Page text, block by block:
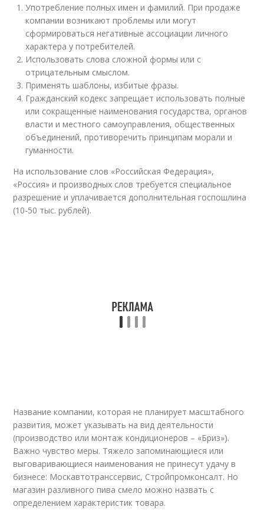
Употребление полных имен и фамилий. При продаже
компании возникают проблемы или могут
сформироваться негативные ассоциации личного
характера у потребителей.
Использовать слова сложной формы или с
отрицательным смыслом.
Применять шаблоны, избитые фразы.
Гражданский кодекс запрещает использовать полные
или сокращенные наименования государства, органов
власти и местного самоуправления, общественных
объединений, противоречить принципам морали и
гуманности.
На использование слов «Российская Федерация»,
«Россия» и производных слов требуется специальное
разрешение и уплачивается дополнительная госпошлина
(10-50 тыс. рублей).
Название компании, которая не планирует масштабного
развития, может указывать на вид деятельности
(производство или монтаж кондиционеров – «Бриз»).
Важно чувство меры. Тяжело запоминающиеся или
выговаривающиеся наименования не принесут удачу в
бизнесе: Москавтотранссервис, Стройпромконсалт. Но
магазин разливного пива смело можно назвать с
определением характеристик товара.